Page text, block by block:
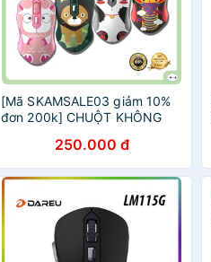
[Mã SKAMSALE03 giảm 10%
đơn 200k] CHUỘT KHÔNG
COLOR CUTE250.000 đ